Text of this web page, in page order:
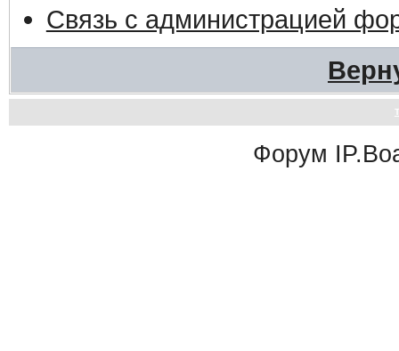
Связь с администрацией
Форум